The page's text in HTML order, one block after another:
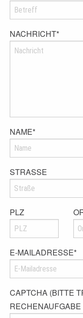
NACHRICHT*
NAME*
STRASSE
PLZ
E-MAILADRESSE*
CAPTCHA (BITTE
RECHENAUFGABE